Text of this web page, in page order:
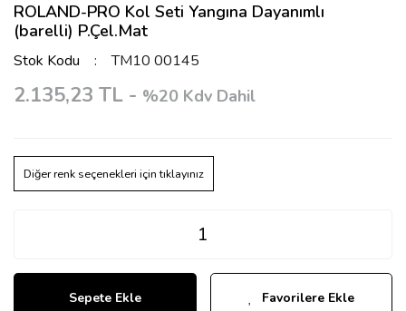
ROLAND-PRO Kol Seti Yangına Dayanımlı
(barelli) P.Çel.Mat
Stok Kodu TM10 00145
2.135,23 TL - %20 Kdv Dahil
Diğer renk seçenekleri için tıklayınız
Sepete Ekle Favorilere Ekle